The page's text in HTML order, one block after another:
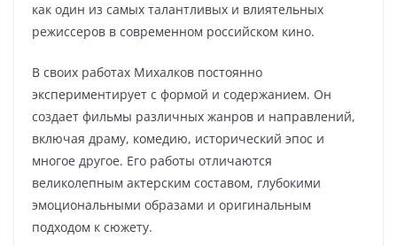
как один из самых талантливых и влиятельных
режиссеров в современном российском кино.
В своих работах Михалков постоянно
экспериментирует с формой и содержанием. Он
создает фильмы различных жанров и направлений,
включая драму, комедию, исторический эпос и
многое другое. Его работы отличаются
великолепным актерским составом, глубокими
эмоциональными образами и оригинальным
подходом к сюжету.